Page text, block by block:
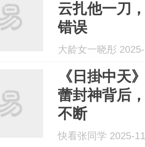
云扎他一刀
错误
大龄女一晓彤
《日掛中天
蕾封神背后
不断
快看张同学 2025-